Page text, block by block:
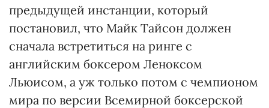
предыдущей инстанции, который
постановил, что Майк Тайсон должен
сначала встретиться на ринге с
английским боксером Леноксом
Льюисом, а уж только потом с чемпионом
мира по версии Всемирной боксерской